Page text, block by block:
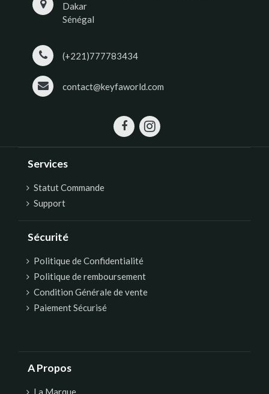
Dakar
Sénégal
(+221)777783434
contact@keyfaworld.com
Services
Statut Commande
Support
Sécurité
Politique de Confidentialité
Politique de remboursement
Condition Générale de vente
Paiement Sécurisé
A Propos
La Marque